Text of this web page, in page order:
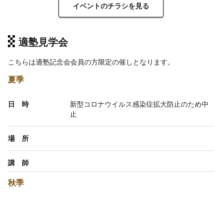
イベントのチラシを見る
適塾見学会
こちらは適塾記念会会員の方限定の催しとなります。
夏季
日 時
新型コロナウイルス感染症拡大防止のため中
止
場 所
講 師
秋季